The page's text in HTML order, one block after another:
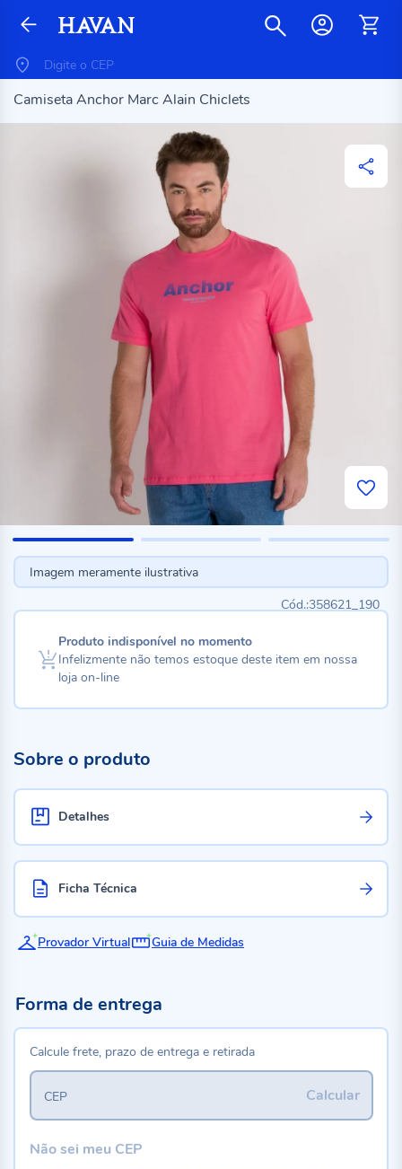
Camiseta Anchor Marc Alain Chiclets
Imagem meramente ilustrativa
358621_190
Produto indisponível no momento
Infelizmente não temos estoque deste item em nossa
loja on-line
Sobre o produto
Detalhes
Ficha Técnica
Provador Virtual Guia de Medidas
Forma de entrega
Calcule frete, prazo de entrega e retirada
Calcular
CEP
Não sei meu CEP